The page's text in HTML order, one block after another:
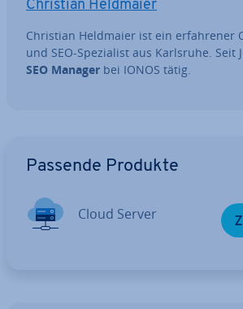
Christian Heldmaier
Christian Heldmaier ist ein er­fah­re­ner
und SEO-Spe­zia­list aus Karlsruhe. Seit
SEO Manager bei IONOS tätig.
Passende Produkte
Cloud Server